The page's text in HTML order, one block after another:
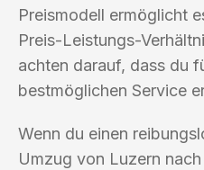
Preismodell ermöglicht
Preis-Leistungs-
achten darauf, dass du
bestmöglichen Service
Wenn du einen
Umzug von Luzern